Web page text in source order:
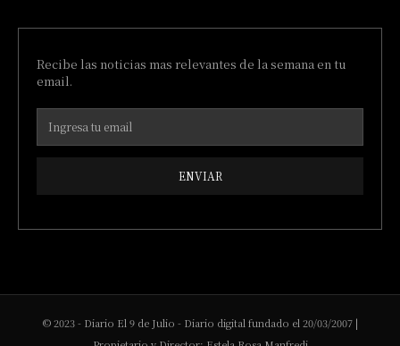
Recibe las noticias mas relevantes de la semana en tu
email.
ENVIAR
© 2023 - Diario El 9 de Julio - Diario digital fundado el 20/03/2007 |